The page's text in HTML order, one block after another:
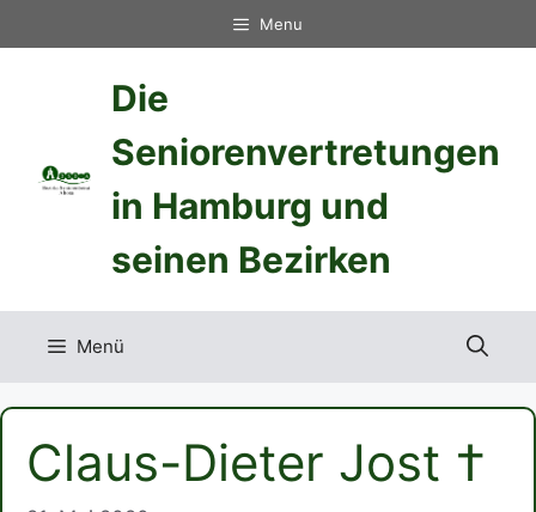
Inhalt
Menu
Die
Seniorenvertretungen
in Hamburg und
seinen Bezirken
Menü
Claus-Dieter Jost †